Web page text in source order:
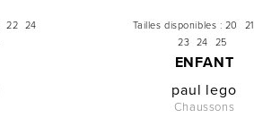
22 24 Tailles disponibles : 20 21
23 24 25
ENFANT
paul lego
Chaussons